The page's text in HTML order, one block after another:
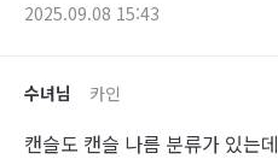
2025.09.08 15:43
수녀님 카인
캔슬도 캔슬 나름 분류가 있는데